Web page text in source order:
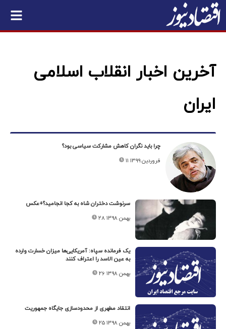
آخرین اخبار انقلاب اسلامی
ایران
چرا باید نگران کاهش مشارکت سیاسی بود؟
۱۱ فروردین ۱۳۹۹
سرنوشت دختران شاه به کجا انجامید؟+عکس
۲۸ بهمن ۱۳۹۸
یک فرمانده سپاه: آمریکایی‌ها میزان خسارت وارده
به عین الاسد را اعتراف کنند
۲۶ بهمن ۱۳۹۸
انتقاد مطهری از محدودسازی جایگاه جمهوریت
۲۵ بهمن ۱۳۹۸